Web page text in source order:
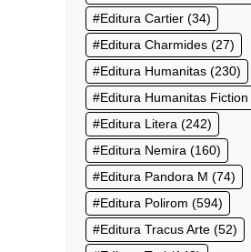
Editura Cartier (34)
Editura Charmides (27)
Editura Humanitas (230)
Editura Humanitas Fiction
Editura Litera (242)
Editura Nemira (160)
Editura Pandora M (74)
Editura Polirom (594)
Editura Tracus Arte (52)